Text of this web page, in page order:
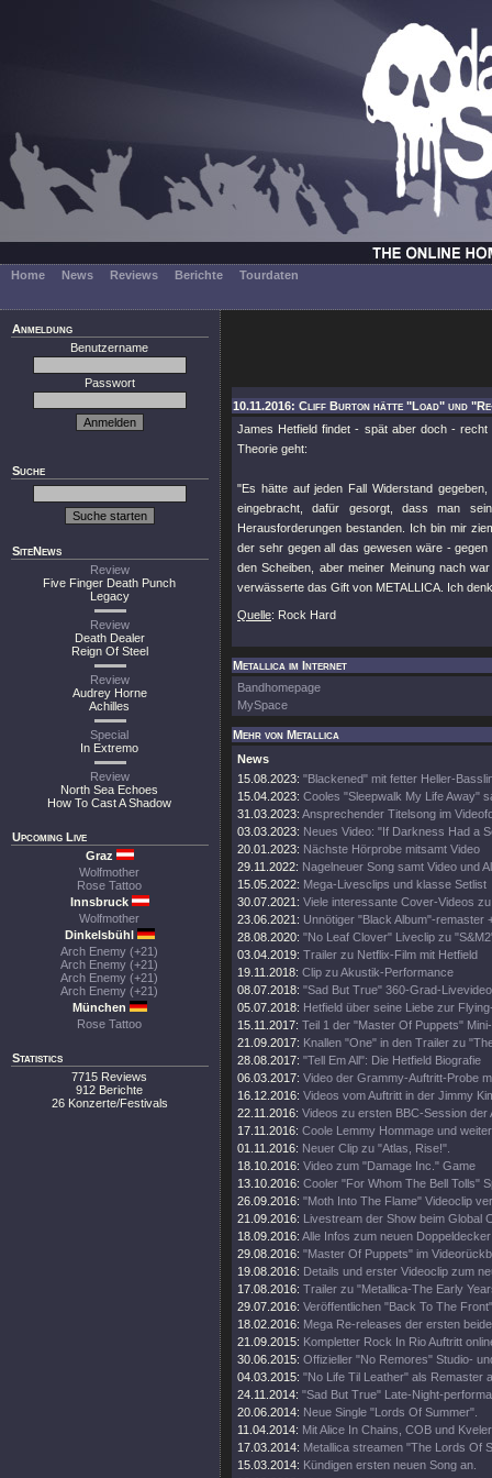
Home News Reviews Berichte Tourdaten
Anmeldung
Benutzername
Passwort
Suche
SiteNews
Review
Five Finger Death Punch
Legacy
Review
Death Dealer
Reign Of Steel
Review
Audrey Horne
Achilles
Special
In Extremo
Review
North Sea Echoes
How To Cast A Shadow
Upcoming Live
Graz
Wolfmother
Rose Tattoo
Innsbruck
Wolfmother
Dinkelsbühl
Arch Enemy (+21)
Arch Enemy (+21)
Arch Enemy (+21)
Arch Enemy (+21)
München
Rose Tattoo
Statistics
7715 Reviews
912 Berichte
26 Konzerte/Festivals
10.11.2016: Cliff Burton hätte "Load" und
James Hetfield findet - spät aber doch -
Theorie geht:
"Es hätte auf jeden Fall Widerstand
eingebracht, dafür gesorgt, dass man
Herausforderungen bestanden. Ich bin mir
der sehr gegen all das gewesen wäre -
den Scheiben, aber meiner Meinung nach
verwässerte das Gift von METALLICA. Ich
Quelle: Rock Hard
Metallica im Internet
Bandhomepage
MySpace
Mehr von Metallica
News
15.08.2023: "Blackened" mit fetter Heller-
15.04.2023: Cooles "Sleepwalk My Life Away"
31.03.2023: Ansprechender Titelsong im
03.03.2023: Neues Video: "If Darkness Had a
20.01.2023: Nächste Hörprobe mitsamt Video
29.11.2022: Nagelneuer Song samt Video und
15.05.2022: Mega-Livesclips und klasse Setlist
30.07.2021: Viele interessante Cover-Videos
23.06.2021: Unnötiger "Black Album"-remaster
28.08.2020: "No Leaf Clover" Liveclip zu
03.04.2019: Trailer zu Netflix-Film mit Hetfield
19.11.2018: Clip zu Akustik-Performance
08.07.2018: "Sad But True" 360-Grad-Livevideo
05.07.2018: Hetfield über seine Liebe zur
15.11.2017: Teil 1 der "Master Of Puppets"
21.09.2017: Knallen "One" in den Trailer zu
28.08.2017: "Tell Em All": Die Hetfield Biografie
06.03.2017: Video der Grammy-Auftritt-Probe
16.12.2016: Videos vom Auftritt in der Jimmy
22.11.2016: Videos zu ersten BBC-Session der
17.11.2016: Coole Lemmy Hommage und
01.11.2016: Neuer Clip zu "Atlas, Rise!".
18.10.2016: Video zum "Damage Inc." Game
13.10.2016: Cooler "For Whom The Bell Tolls"
26.09.2016: "Moth Into The Flame" Videoclip
21.09.2016: Livestream der Show beim Global
18.09.2016: Alle Infos zum neuen
29.08.2016: "Master Of Puppets" im
19.08.2016: Details und erster Videoclip zum
17.08.2016: Trailer zu "Metallica-The Early
29.07.2016: Veröffentlichen "Back To The
18.02.2016: Mega Re-releases der ersten
21.09.2015: Kompletter Rock In Rio Auftritt
30.06.2015: Offizieller "No Remores" Studio-
04.03.2015: "No Life Til Leather" als Remaster
24.11.2014: "Sad But True" Late-Night-
20.06.2014: Neue Single "Lords Of Summer".
11.04.2014: Mit Alice In Chains, COB und
17.03.2014: Metallica streamen "The Lords Of
15.03.2014: Kündigen ersten neuen Song an.